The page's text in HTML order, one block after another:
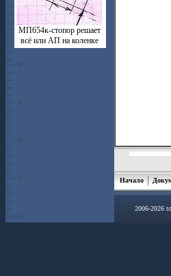
МП654к-стопор решает
всё или АП на коленке
Начало
2006-2026